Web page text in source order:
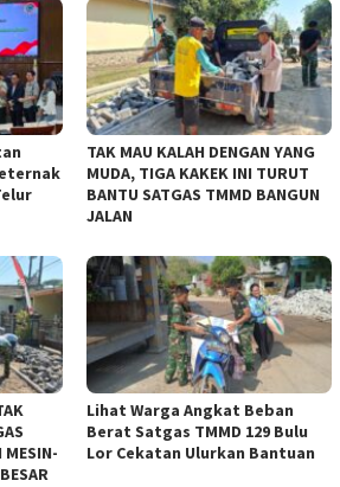
TAK MAU KALAH DENGAN YANG
MUDA, TIGA KAKEK INI TURUT
BANTU SATGAS TMMD BANGUN
JALAN
MESIN-
Lihat Warga Angkat Beban
Berat Satgas TMMD 129 Bulu
Lor Cekatan Ulurkan Bantuan